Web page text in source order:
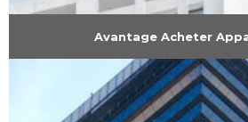
Avantage Acheter